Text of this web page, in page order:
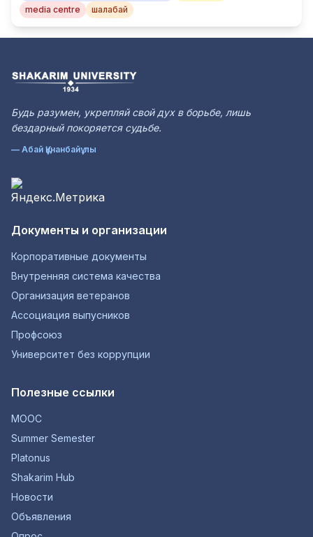
media centre
шалабай
Будь разумен, укрепляй свой дух в борьбе, лишь
бездарный покоряется судьбе.
— Абай Құнанбайұлы
Документы и организации
Корпоративные документы
Внутренняя система качества
Организация ветеранов
Ассоциация выпусников
Профсоюз
Университет без коррупции
Полезные ссылки
MOOC
Summer Semester
Platonus
Shakarim Hub
Новости
Объявления